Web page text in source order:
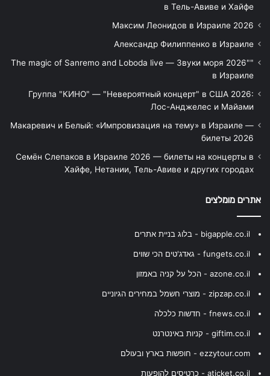
в Тель-Авиве и Хайфе
Максим Леонидов в Израиле 2026
Александр Филиппенко в Израиле
"The magic of Sanremo and Loboda live — Звуки моря 2026"
в Израиле
Группа "КИНО" — "Невероятный концерт" в США 2026:
Лос-Анджелес и Майами
Макаревич и Белый: «Импровизация на тему» в Израиле —
билеты 2026
Семён Слепаков в Израиле 2026 — билеты на концерты в
Хайфе, Нетании, Тель-Авиве и других городах
אתרים מומלצים
bigapple.co.il - בלוג בניית אתרים
fungets.co.il - גאדג'טים הכי שווים
azone.co.il - הכל על קניה באמזון
zipzap.co.il - מוצרי חשמל במחירים הגיוניים
fnews.co.il - חדשות כלכלה
giftim.co.il - קניות באינטרנט
ezzytour.com - חופשות בארץ ובעולם
aticket.co.il - כרטיסים להופעות